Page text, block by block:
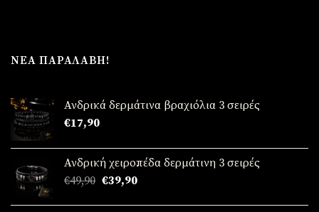
ΝΈΑ ΠΑΡΑΛΑΒΉ!
Ανδρικά δερμάτινα βραχιόλια 3 σειρές
€17,90
Ανδρική χειροπέδα δερμάτινη 3 σειρές
€49,90 Original
€39,90Η